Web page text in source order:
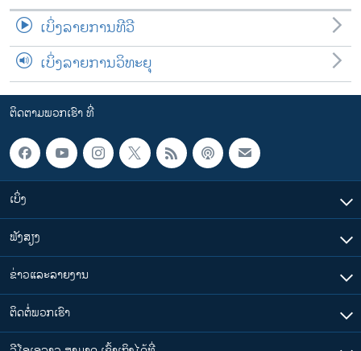
ເບິ່ງລາຍການທີວີ
ເບິ່ງລາຍການວິທະຍຸ
ຕິດຕາມພວກເຮົາ ທີ່
ເບິ່ງ
ຟັງສຽງ
ຂ່າວແລະລາຍງານ
ຕິດຕໍ່ພວກເຮົາ